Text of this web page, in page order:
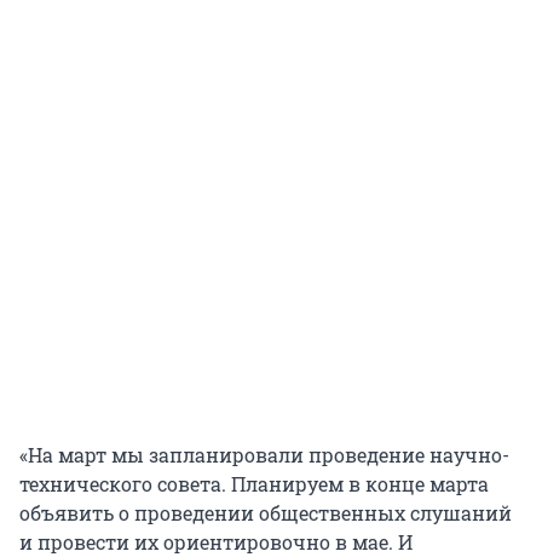
«На март мы запланировали проведение научно-
технического совета. Планируем в конце марта
объявить о проведении общественных слушаний
и провести их ориентировочно в мае. И